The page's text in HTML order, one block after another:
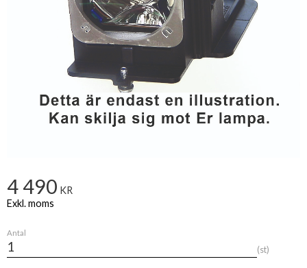
4 490 KR
Antal
st